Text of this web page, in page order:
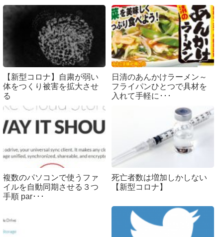
【新型コロナ】自粛が弱い
体をつくり被害を拡大させ
る
日清のあんかけラーメン～
フライパンひとつで具材を
入れて手軽に･･･
複数のパソコンで使うファ
イルを自動同期させる３つ
手順 par･･･
死亡者数は増加しかしない
【新型コロナ】